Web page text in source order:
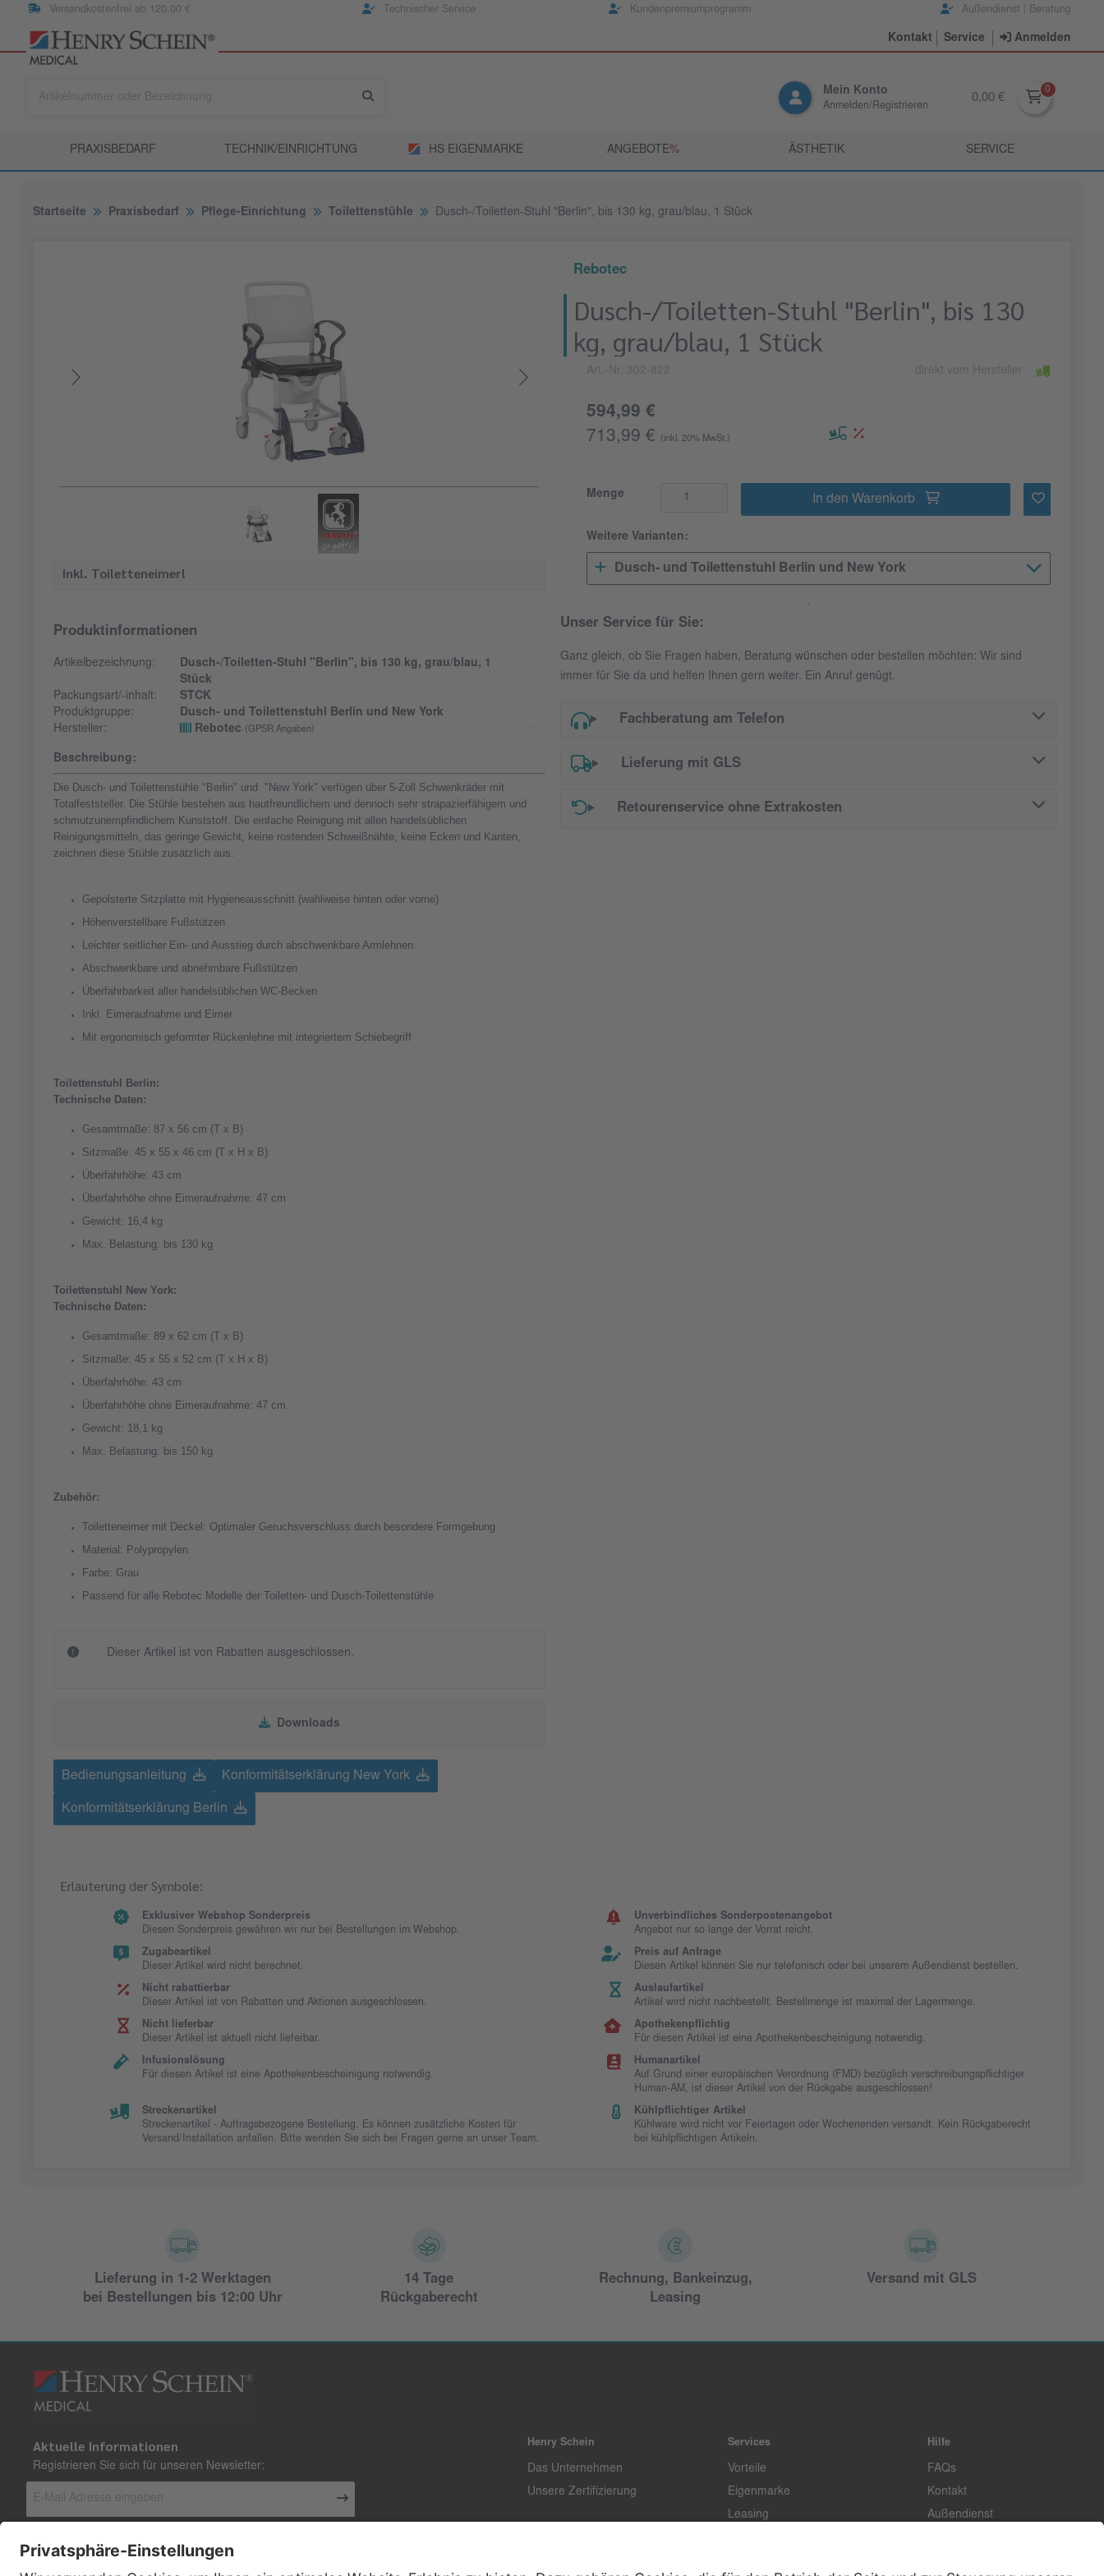
Versandkostenfrei ab 120,00 € Technischer Service Kundenpremiumprogramm Außendienst | Beratung
Kontakt Service Anmelden
Mein Konto
Anmelden/Registrieren
0,00 €
PRAXISBEDARF TECHNIK/EINRICHTUNG HS EIGENMARKE ANGEBOTE­% ÄSTHETIK SERVICE
Startseite Praxisbedarf Pflege-Einrichtung Toilettenstühle Dusch-/Toiletten-Stuhl "Berlin", bis 130 kg, grau/blau, 1 Stück
Inkl. Toiletteneimer!
Produktinformationen
Artikelbezeichnung:
Dusch-/Toiletten-Stuhl "Berlin", bis 130 kg, grau/blau, 1
Stück
Packungsart/-inhalt:
STCK
Produktgruppe:
Dusch- und Toilettenstuhl Berlin und New York
Hersteller:
Rebotec (GPSR Angaben)
Beschreibung:
Die Dusch- und Toilettenstühle "Berlin" und "New York" verfügen über 5-Zoll Schwenkräder mit
Totalfeststeller. Die Stühle bestehen aus hautfreundlichem und dennoch sehr strapazierfähigem und
schmutzunempfindlichem Kunststoff. Die einfache Reinigung mit allen handelsüblichen
Reinigungsmitteln, das geringe Gewicht, keine rostenden Schweißnähte, keine Ecken und Kanten,
zeichnen diese Stühle zusätzlich aus.
Gepolsterte Sitzplatte mit Hygieneausschnitt (wahlweise hinten oder vorne)
Höhenverstellbare Fußstützen
Leichter seitlicher Ein- und Ausstieg durch abschwenkbare Armlehnen
Abschwenkbare und abnehmbare Fußstützen
Überfahrbarkeit aller handelsüblichen WC-Becken
Inkl. Eimeraufnahme und Eimer
Mit ergonomisch geformter Rückenlehne mit integriertem Schiebegriff
Toilettenstuhl Berlin:
Technische Daten:
Gesamtmaße: 87 x 56 cm (T x B)
Sitzmaße: 45 x 55 x 46 cm (T x H x B)
Überfahrhöhe: 43 cm
Überfahrhöhe ohne Eimeraufnahme: 47 cm
Gewicht: 16,4 kg
Max. Belastung: bis 130 kg
Toilettenstuhl New York:
Technische Daten:
Gesamtmaße: 89 x 62 cm (T x B)
Sitzmaße: 45 x 55 x 52 cm (T x H x B)
Überfahrhöhe: 43 cm
Überfahrhöhe ohne Eimeraufnahme: 47 cm
Gewicht: 18,1 kg
Max. Belastung: bis 150 kg
Zubehör:
Toiletteneimer mit Deckel: Optimaler Geruchsverschluss durch besondere Formgebung
Material: Polypropylen
Farbe: Grau
Passend für alle Rebotec Modelle der Toiletten- und Dusch-Toilettenstühle
Dieser Artikel ist von Rabatten ausgeschlossen.
Downloads
Bedienungsanleitung Konformitätserklärung New York
Konformitätserklärung Berlin
Rebotec
Dusch-/Toiletten-Stuhl "Berlin", bis 130
kg, grau/blau, 1 Stück
Art.-Nr. 302-822 direkt vom Hersteller
594,99 €
713,99 €
(inkl. 20% MwSt.)
Menge In den Warenkorb
Weitere Varianten:
Dusch- und Toilettenstuhl Berlin und New York
Unser Service für Sie:
Ganz gleich, ob Sie Fragen haben, Beratung wünschen oder bestellen möchten: Wir sind
immer für Sie da und helfen Ihnen gern weiter. Ein Anruf genügt.
Fachberatung am Telefon
Lieferung mit GLS
Retourenservice ohne Extrakosten
Erläuterung der Symbole:
Exklusiver Webshop Sonderpreis
Diesen Sonderpreis gewähren wir nur bei Bestellungen im Webshop.
Unverbindliches Sonderpostenangebot
Angebot nur so lange der Vorrat reicht.
Zugabeartikel
Dieser Artikel wird nicht berechnet.
Preis auf Anfrage
Diesen Artikel können Sie nur telefonisch oder bei unserem Außendienst bestellen.
Nicht rabattierbar
Dieser Artikel ist von Rabatten und Aktionen ausgeschlossen.
Auslaufartikel
Artikel wird nicht nachbestellt. Bestellmenge ist maximal der Lagermenge.
Nicht lieferbar
Dieser Artikel ist aktuell nicht lieferbar.
Apothekenpflichtig
Für diesen Artikel ist eine Apothekenbescheinigung notwendig.
Infusionslösung
Für diesen Artikel ist eine Apothekenbescheinigung notwendig.
Humanartikel
Auf Grund einer europäischen Verordnung (FMD) bezüglich verschreibungspflichtiger
Human-AM, ist dieser Artikel von der Rückgabe ausgeschlossen!
Streckenartikel
Streckenartikel - Auftragsbezogene Bestellung. Es können zusätzliche Kosten für
Versand/Installation anfallen. Bitte wenden Sie sich bei Fragen gerne an unser Team.
Kühlpflichtiger Artikel
Kühlware wird nicht vor Feiertagen oder Wochenenden versandt. Kein Rückgaberecht
bei kühlpflichtigen Artikeln.
Lieferung in 1-2 Werktagen
bei Bestellungen bis 12:00 Uhr
14 Tage
Rückgaberecht
Rechnung, Bankeinzug,
Leasing
Versand mit GLS
Aktuelle Informationen
Registrieren Sie sich für unseren Newsletter:
Kontakt
Henry Schein
Das Unternehmen
Unsere Zertifizierung
Services
Vorteile
Eigenmarke
Leasing
Hilfe
FAQs
Kontakt
Außendienst